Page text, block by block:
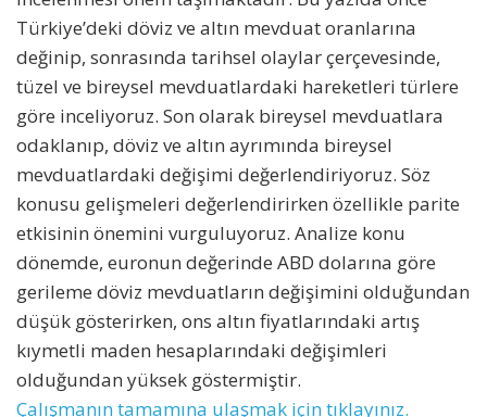
Türkiye’deki döviz ve altın mevduat oranlarına
değinip, sonrasında tarihsel olaylar çerçevesinde,
tüzel ve bireysel mevduatlardaki hareketleri türlere
göre inceliyoruz. Son olarak bireysel mevduatlara
odaklanıp, döviz ve altın ayrımında bireysel
mevduatlardaki değişimi değerlendiriyoruz. Söz
konusu gelişmeleri değerlendirirken özellikle parite
etkisinin önemini vurguluyoruz. Analize konu
dönemde, euronun değerinde ABD dolarına göre
gerileme döviz mevduatların değişimini olduğundan
düşük gösterirken, ons altın fiyatlarındaki artış
kıymetli maden hesaplarındaki değişimleri
olduğundan yüksek göstermiştir.
Çalışmanın tamamına ulaşmak için tıklayınız.